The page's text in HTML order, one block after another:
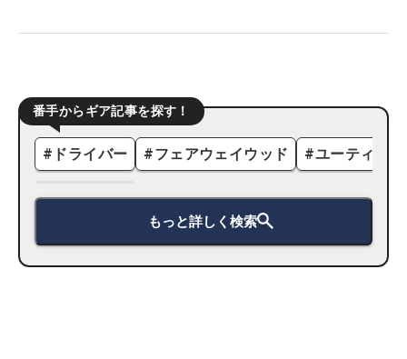
番手からギア記事を探す！
# ドライバー #フェアウェイウッド #ユーティリ
もっと詳しく検索